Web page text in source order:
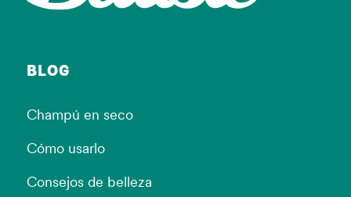
BLOG
Champú en seco
Cómo usarlo
Consejos de belleza